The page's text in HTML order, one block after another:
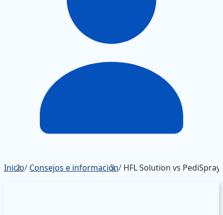
Inicio/ Consejos e información/ HFL Solution vs